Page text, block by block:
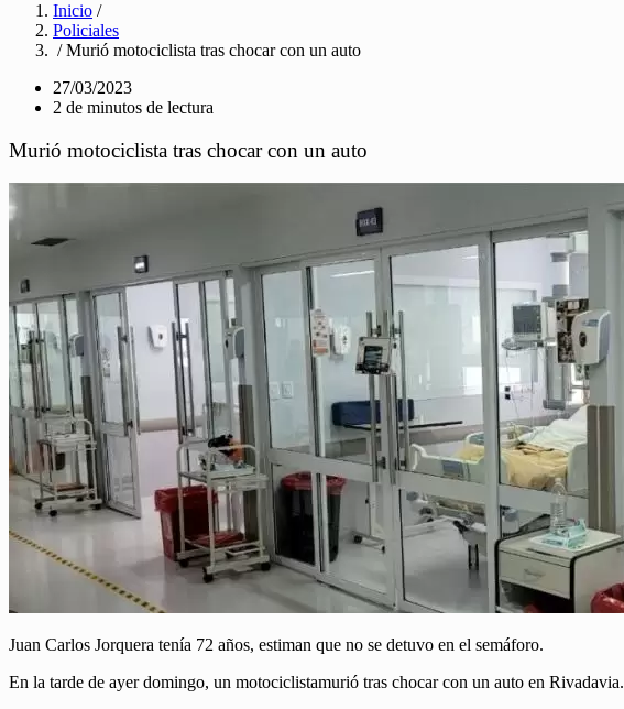
Inicio /
Policiales
/ Murió motociclista tras chocar con un auto
27/03/2023
2 de minutos de lectura
Murió motociclista tras chocar con un auto
Juan Carlos Jorquera tenía 72 años, estiman que no se detuvo en el semáforo.
En la tarde de ayer domingo, un motociclistamurió tras chocar con un auto en Rivadavia.